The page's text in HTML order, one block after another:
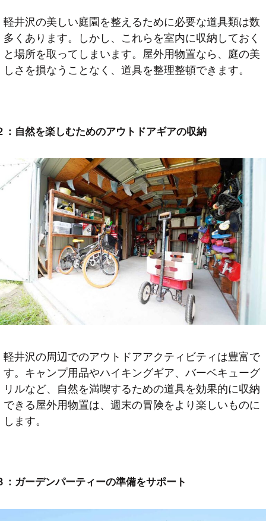
軽井沢の美しい庭園を整えるために必要な道具類は数
多くあります。しかし、これらを室内に収納しておく
と場所を取ってしまいます。屋外用物置なら、庭の美
しさを損なうことなく、道具を整理整頓できます。
： 自然を楽しむためのアウトドアギアの収納
軽井沢の周辺でのアウトドアアクティビティは豊富で
す。キャンプ用品やハイキングギア、バーベキューグ
リルなど、自然を満喫するための道具を効果的に収納
できる屋外用物置は、週末の冒険をより楽しいものに
します。
： ガーデンパーティーの準備をサポート